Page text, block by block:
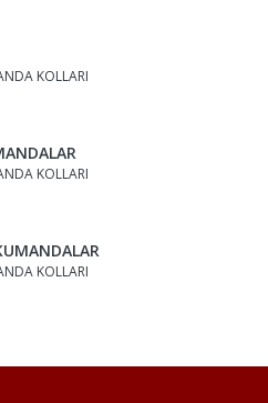
KOLLARI
KOLLARI
KOLLARI